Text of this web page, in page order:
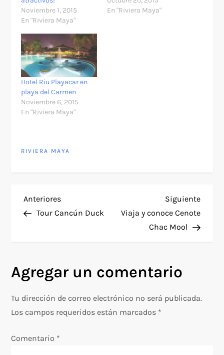
Noviembre 1, 2015
En "Riviera Maya"
En "Riviera Maya"
Hotel Riu Playacar en
playa del Carmen
Noviembre 6, 2015
En "Riviera Maya"
RIVIERA MAYA
N
e
g
a
c
Entrada
anterior
Anteriores
Tour Cancún Duck
Siguiente
Viaja y conoce Cenote
Chac Mool
Agregar un comentario
Tu dirección de correo electrónico no será publicada.
Los campos requeridos están marcados *
Comentario *